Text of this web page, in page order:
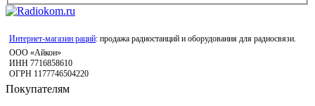
Интернет-магазин раций: продажа радиостанций и оборудования для радиосвязи.
ООО «Айкон»
ИНН 7716858610
ОГРН 1177746504220
Покупателям